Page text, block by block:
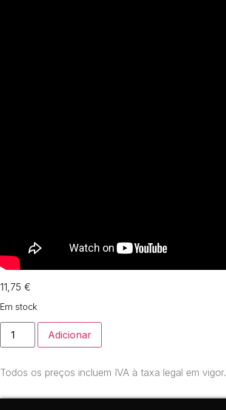
11,75 €
Em stock
Adicionar
Todos os preços incluem IVA à taxa legal em vigor.